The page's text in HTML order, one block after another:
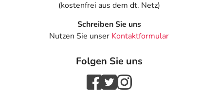
(kostenfrei aus dem dt. Netz)
Schreiben Sie uns
Nutzen Sie unser Kontaktformular
Folgen Sie uns